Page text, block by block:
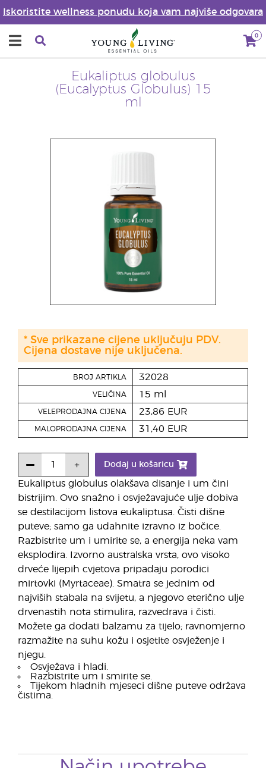
Iskoristite wellness ponudu koja vam najviše odgovara
0
Eukaliptus globulus
(Eucalyptus Globulus) 15
ml
Eukaliptus globulus olakšava disanje i um čini
bistrijim. Ovo snažno i osvježavajuće ulje dobiva
se destilacijom listova eukaliptusa. Čisti dišne
puteve; samo ga udahnite izravno iz bočice.
Razbistrite um i umirite se, a energija neka vam
eksplodira. Izvorno australska vrsta, ovo visoko
drveće lijepih cvjetova pripadaju porodici
mirtovki (Myrtaceae). Smatra se jednim od
najviših stabala na svijetu, a njegovo eterično ulje
drvenastih nota stimulira, razvedrava i čisti.
Možete ga dodati balzamu za tijelo; ravnomjerno
razmažite na suhu kožu i osjetite osvježenje i
njegu.
Osvježava i hladi.
Razbistrite um i smirite se.
Tijekom hladnih mjeseci dišne puteve održava
čistima.
BROJ ARTIKLA 32028
VELIČINA 15 ml
VELEPRODAJNA CIJENA 23,86 EUR
MALOPRODAJNA CIJENA 31,40 EUR
Dodaj u košaricu
* Sve prikazane cijene uključuju PDV.
Cijena dostave nije uključena.